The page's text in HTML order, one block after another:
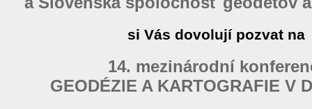
si Vás dovolují pozvat na
14. mezinárodní
GEODÉZIE A KARTOGRAFIE V